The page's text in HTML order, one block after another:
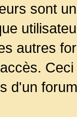
sont
autres
d'un